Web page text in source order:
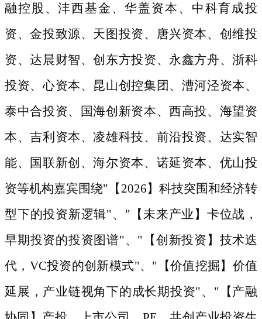
融控股、沣西基金、华盖资本、中科育成投
资、金投致源、天图投资、唐兴资本、创维投
资、达晨财智、创东方投资、永鑫方舟、浙科
投资、心资本、昆山创控集团、漕河泾资本、
泰中合投资、国海创新资本、西高投、海望资
本、吉利资本、凌雄科技、前沿投资、达实智
能、国联新创、海尔资本、诺延资本、优山投
资等机构嘉宾围绕"【2026】科技突围和经济转
型下的投资新逻辑"、"【未来产业】卡位战，
早期投资的投资图谱"、"【创新投资】技术迭
代，VC投资的创新模式"、"【价值挖掘】价值
延展，产业链视角下的成长期投资"、"【产融